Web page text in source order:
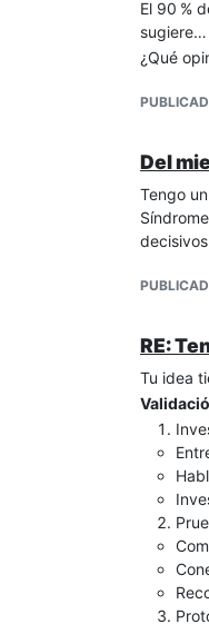
El 90 %
sugiere…
¿Qué
Del
Tengo
RE:
Tu idea